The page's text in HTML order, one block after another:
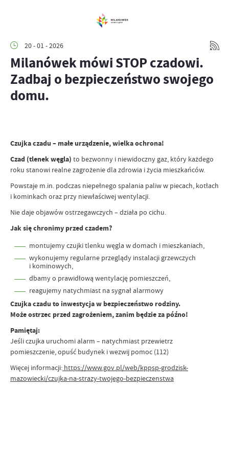
20 - 01 - 2026
Milanówek mówi STOP czadowi.
Zadbaj o bezpieczeństwo swojego
domu.
Czujka czadu – małe urządzenie, wielka ochrona!
Czad (tlenek węgla) to bezwonny i niewidoczny gaz, który każdego
roku stanowi realne zagrożenie dla zdrowia i życia mieszkańców.
Powstaje m.in. podczas niepełnego spalania paliw w piecach, kotłach
i kominkach oraz przy niewłaściwej wentylacji.
Nie daje objawów ostrzegawczych – działa po cichu.
Jak się chronimy przed czadem?
montujemy czujki tlenku węgla w domach i mieszkaniach,
wykonujemy regularne przeglądy instalacji grzewczych
i kominowych,
dbamy o prawidłową wentylację pomieszczeń,
reagujemy natychmiast na sygnał alarmowy
Czujka czadu to inwestycja w bezpieczeństwo rodziny.
Może ostrzec przed zagrożeniem, zanim będzie za późno!
Pamiętaj:
Jeśli czujka uruchomi alarm – natychmiast przewietrz
pomieszczenie, opuść budynek i wezwij pomoc (112)
Więcej informacji: https://www.gov.pl/web/kppsp-grodzisk-
mazowiecki/czujka-na-strazy-twojego-bezpieczenstwa